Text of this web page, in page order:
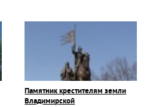
Памятник крестителям земли
Владимирской